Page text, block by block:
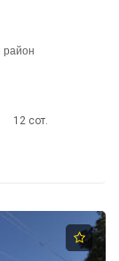
район
12 сот.